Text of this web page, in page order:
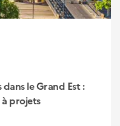
dans le Grand Est :
projets